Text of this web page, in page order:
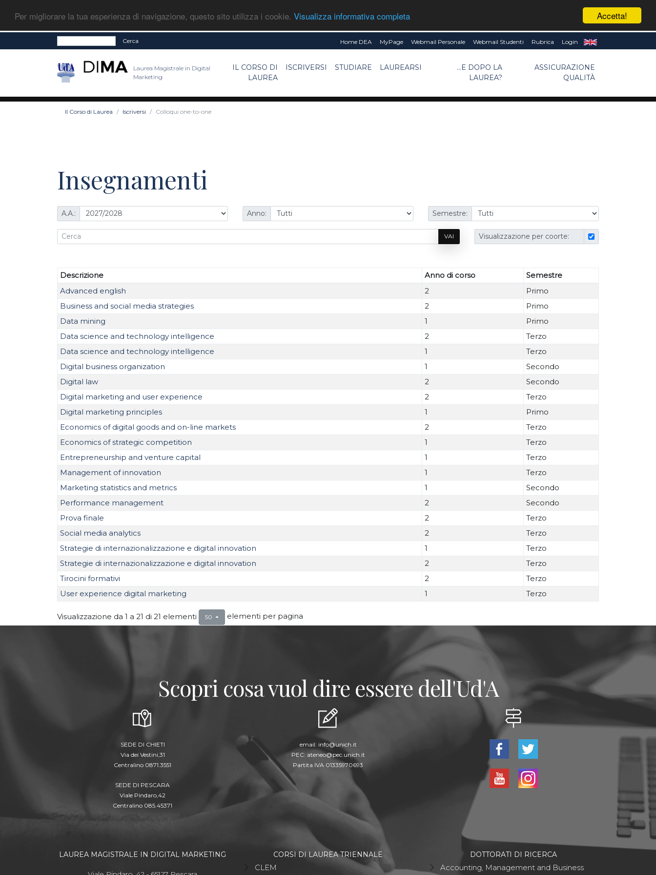
Accetta!
Per migliorare la tua esperienza di navigazione, questo sito utilizza i cookie. Visualizza informativa completa
Cerca Home DEA MyPage Webmail Personale Webmail Studenti Rubrica Login
Laurea Magistrale in Digital
Marketing
IL CORSO DI
LAUREA
ISCRIVERSI STUDIARE LAUREARSI
...E DOPO LA
LAUREA?
ASSICURAZIONE
QUALITÀ
Il Corso di Laurea Iscriversi Colloqui one-to-one
Insegnamenti
A.A.: Anno: Semestre:
VAI Visualizzazione per coorte:
Descrizione Anno di corso
Semestre
Advanced english
2
Primo
Business and social media strategies
2
Primo
Data mining
1
Primo
Data science and technology intelligence
2
Terzo
Data science and technology intelligence
1
Terzo
Digital business organization
1
Secondo
Digital law
2
Secondo
Digital marketing and user experience
2
Terzo
Digital marketing principles
1
Primo
Economics of digital goods and on-line markets
2
Terzo
Economics of strategic competition
1
Terzo
Entrepreneurship and venture capital
1
Terzo
Management of innovation
1
Terzo
Marketing statistics and metrics
1
Secondo
Performance management
2
Secondo
Prova finale
2
Terzo
Social media analytics
2
Terzo
Strategie di internazionalizzazione e digital innovation
1
Terzo
Strategie di internazionalizzazione e digital innovation
2
Terzo
Tirocini formativi
2
Terzo
User experience digital marketing
1 Terzo
Visualizzazione da 1 a 21 di 21 elementi 50 elementi per pagina
Scopri cosa vuol dire essere dell'Ud'A
SEDE DI CHIETI
Via dei Vestini,31
Centralino 0871.3551
SEDE DI PESCARA
Viale Pindaro,42
Centralino 085.45371
email: info@unich.it
PEC: ateneo@pec.unich.it
Partita IVA 01335970693
LAUREA MAGISTRALE IN DIGITAL MARKETING CORSI DI LAUREA TRIENNALE
CLEM
DOTTORATI DI RICERCA
Accounting, Management and Business